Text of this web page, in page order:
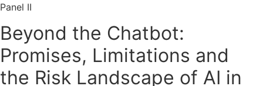
Panel II
Beyond the Chatbot:
Promises, Limitations and
the Risk Landscape of AI in